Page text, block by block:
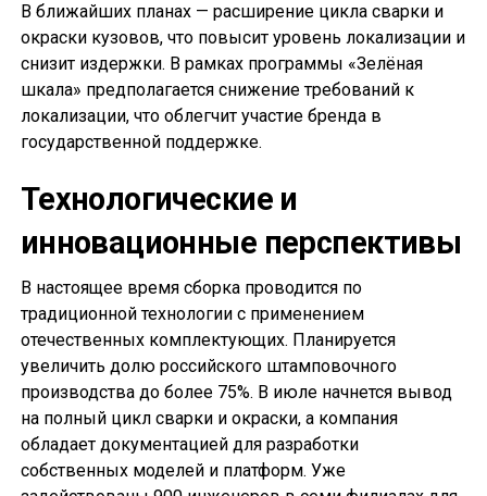
В ближайших планах — расширение цикла сварки и
окраски кузовов, что повысит уровень локализации и
снизит издержки. В рамках программы «Зелёная
шкала» предполагается снижение требований к
локализации, что облегчит участие бренда в
государственной поддержке.
Технологические и
инновационные перспективы
В настоящее время сборка проводится по
традиционной технологии с применением
отечественных комплектующих. Планируется
увеличить долю российского штамповочного
производства до более 75%. В июле начнется вывод
на полный цикл сварки и окраски, а компания
обладает документацией для разработки
собственных моделей и платформ. Уже